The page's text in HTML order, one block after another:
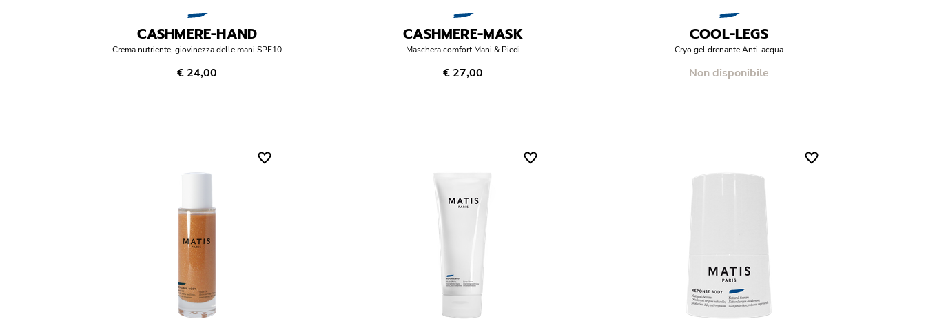
CASHMERE-HAND
Crema nutriente, giovinezza delle mani SPF10
€ 24,00
CASHMERE-MASK
Maschera comfort Mani & Piedi
€ 27,00
COOL-LEGS
Cryo gel drenante Anti-acqua
Non disponibile